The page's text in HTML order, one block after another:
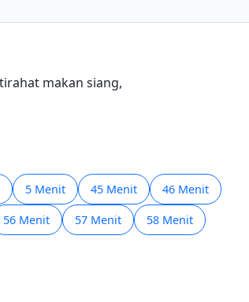
makan siang,
5 Menit 45 Menit 46 Menit
56 Menit 57 Menit 58 Menit